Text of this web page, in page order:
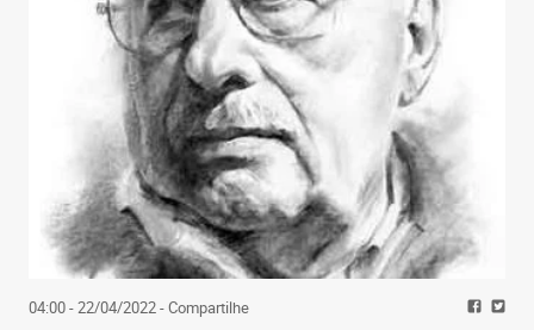
04:00 - 22/04/2022- Compartilhe